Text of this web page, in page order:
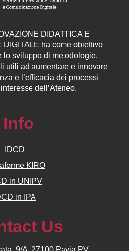
DIDATTICA E
DIGITALE ha come obiettivo
lo sviluppo di metodologie,
utili ad aumentare e innovare
e l’efficacia dei processi
dell’Ateneo.
Info
IDCD
KIRO
in UNIPV
in IPA
Us